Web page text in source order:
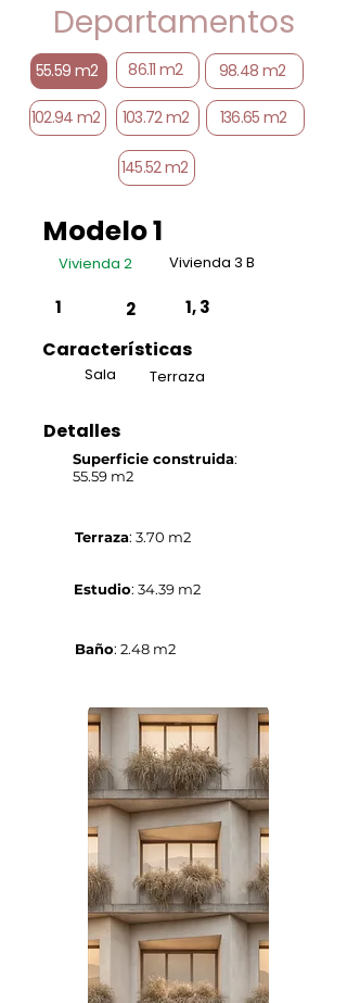
Departamentos
55.59 m2 86.11 m2 98.48 m2
102.94 m2 103.72 m2 136.65 m2
145.52 m2
Modelo 1
Vivienda 2 Vivienda 3 B
1 2 1, 3
Características
Sala Terraza
Detalles
Superficie construida:
55.59 m2
Terraza: 3.70 m2
Estudio: 34.39 m2
Baño: 2.48 m2